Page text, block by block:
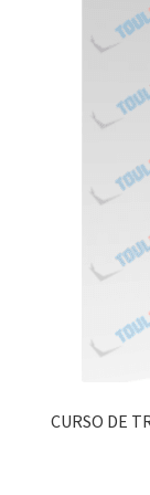
CURSO DE